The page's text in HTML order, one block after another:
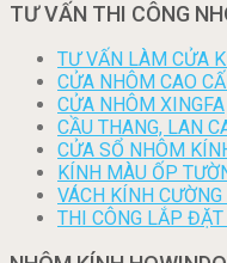
TƯ VẤN THI CÔNG
TƯ VẤN LÀM CỬA
CỬA NHÔM CAO
CỬA NHÔM XINGFA
CẦU THANG, LAN
CỬA SỔ NHÔM
KÍNH MÀU ỐP
VÁCH KÍNH
THI CÔNG LẮP